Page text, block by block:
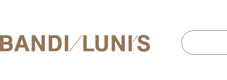
검색